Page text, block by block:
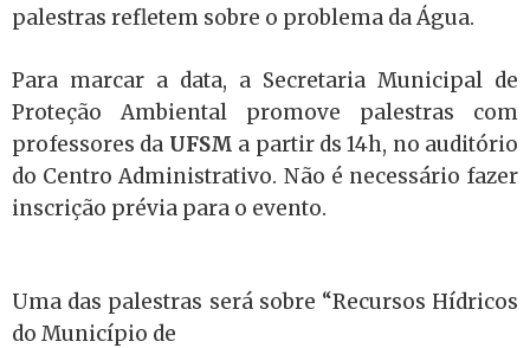
palestras refletem sobre o problema da Água.
Para marcar a data, a Secretaria Municipal de
Proteção Ambiental promove palestras com
professores da UFSM a partir ds 14h, no auditório
do Centro Administrativo. Não é necessário fazer
inscrição prévia para o evento.
Uma das palestras será sobre “Recursos Hídricos
do Município de